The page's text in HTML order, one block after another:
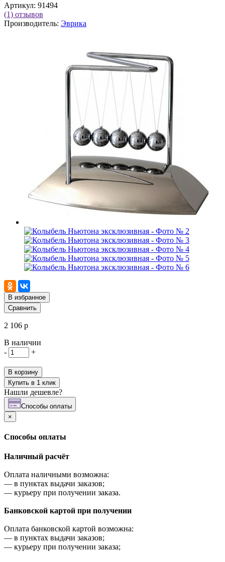
Артикул: 91494
(1) отзывов
Производитель: Эврика
В избранное
Сравнить
2 106 р
В наличии
-
+
В корзину
Купить в 1 клик
Нашли дешевле?
Cпособы оплаты
×
Cпособы оплаты
Наличный расчёт
Оплата наличными возможна:
— в пунктах выдачи заказов;
— курьеру при получении заказа.
Банковской картой при получении
Оплата банковской картой возможна:
— в пунктах выдачи заказов;
— курьеру при получении заказа;